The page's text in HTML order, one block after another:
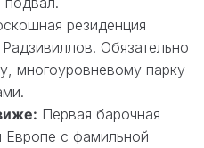
резиденция
Обязательно
многоуровневому парку
Первая барочная
Европе с фамильной